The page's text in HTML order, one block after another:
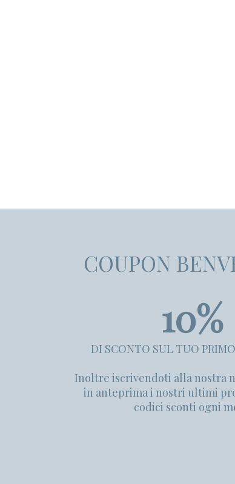
COUPON
10%
DI SCONTO SUL TUO
Inoltre iscrivendoti alla nostra
in anteprima i nostri ultimi
codici sconti ogni